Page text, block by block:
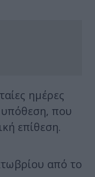
ημέρες
που
επίθεση.
από το